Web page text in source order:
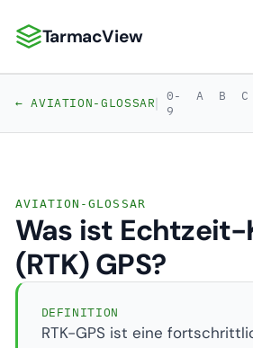
TarmacView:
TarmacView
← AVIATION-GLOSSAR| 0-
9
A B C
AVIATION-GLOSSAR
Was ist
(RTK) GPS?
DEFINITION
RTK-GPS ist eine